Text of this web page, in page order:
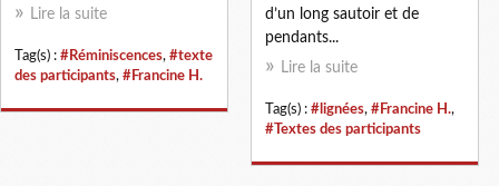
Lire la suite
Tag(s) : #Réminiscences, #texte
des participants, #Francine H.
d’un long sautoir et de
pendants...
Lire la suite
Tag(s) : #lignées, #Francine H.,
#Textes des participants